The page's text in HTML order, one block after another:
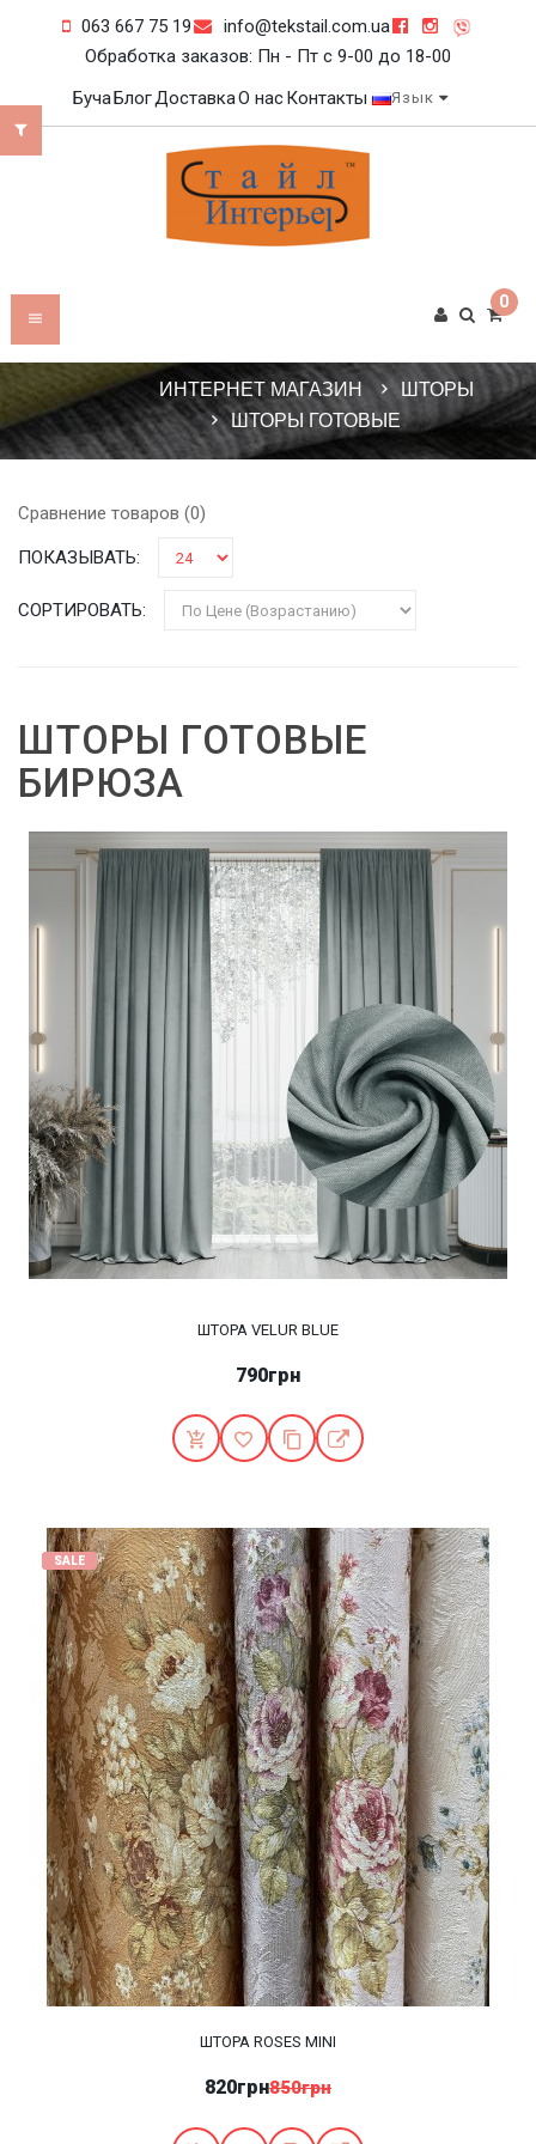
063 667 75 19
info@tekstail.com.ua
Обработка заказов: Пн - Пт c 9-00 до 18-00
БучаБлогДоставкаО насКонтакты Язык
0
ИНТЕРНЕТ МАГАЗИН
ШТОРЫ
ШТОРЫ ГОТОВЫЕ
Сравнение товаров (0)
ПОКАЗЫВАТЬ:
СОРТИРОВАТЬ:
ШТОРЫ ГОТОВЫЕ
БИРЮЗА
ШТОРА VELUR BLUE
790грн
SALE
ШТОРА ROSES MINI
820грн850грн